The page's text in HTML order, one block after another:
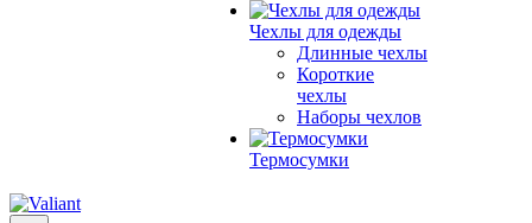
Чехлы для одежды
Длинные чехлы
Короткие
чехлы
Наборы чехлов
Термосумки